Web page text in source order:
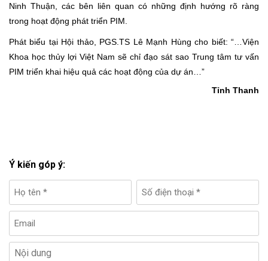
Ninh Thuận, các bên liên quan có những định hướng rõ ràng
trong hoạt động phát triển PIM.
Phát biểu tại Hội thảo, PGS.TS Lê Mạnh Hùng cho biết: “…Viện
Khoa học thủy lợi Việt Nam sẽ chỉ đạo sát sao Trung tâm tư vấn
PIM triển khai hiệu quả các hoạt động của dự án…”
Tỉnh Thanh
Ý kiến góp ý: